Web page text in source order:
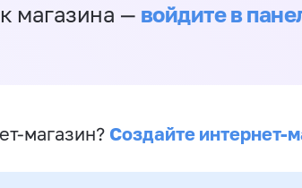
магазина — войдите в
магазин? Создайте интернет-